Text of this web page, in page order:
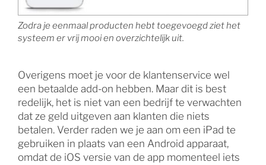
Zodra je eenmaal producten hebt toegevoegd ziet het
systeem er vrij mooi en overzichtelijk uit.
Overigens moet je voor de klantenservice wel
een betaalde add-on hebben. Maar dit is best
redelijk, het is niet van een bedrijf te verwachten
dat ze geld uitgeven aan klanten die niets
betalen. Verder raden we je aan om een iPad te
gebruiken in plaats van een Android apparaat,
omdat de iOS versie van de app momenteel iets